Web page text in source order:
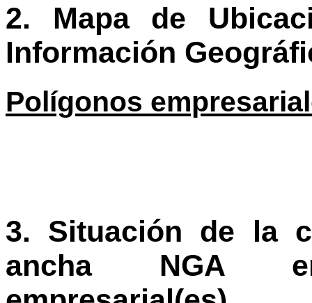
2. Mapa de
Información
Polígonos
3. Situación de la
ancha NGA